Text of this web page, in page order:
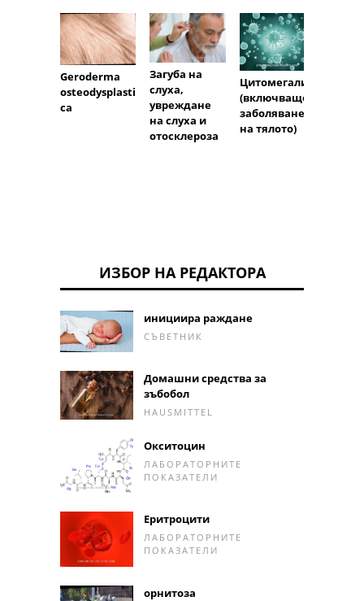
Geroderma
osteodysplasti
ca
Загуба на
слуха,
увреждане
на слуха и
отосклероза
Цитомегалия
(включващо
заболяване
на тялото)
ИЗБОР НА РЕДАКТОРА
инициира раждане
СЪВЕТНИК
Домашни средства за
зъбобол
HAUSMITTEL
Окситоцин
ЛАБОРАТОРНИТЕ
ПОКАЗАТЕЛИ
Еритроцити
ЛАБОРАТОРНИТЕ
ПОКАЗАТЕЛИ
орнитоза